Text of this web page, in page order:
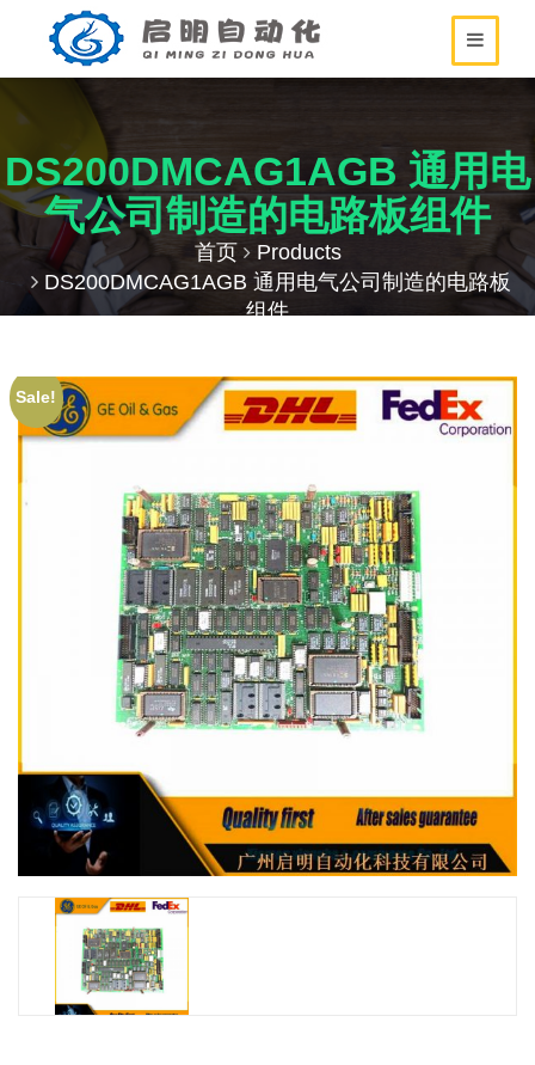
DS200DMCAG1AGB 通用电
气公司制造的电路板组件
首页
Products
DS200DMCAG1AGB 通用电气公司制造的电路板
组件
Sale!